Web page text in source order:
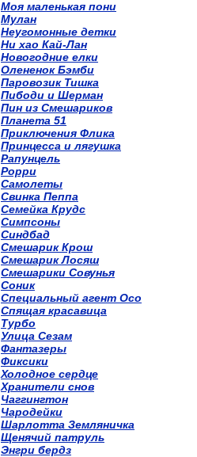
Моя маленькая пони
Мулан
Неугомонные детки
Ни хао Кай-Лан
Новогодние елки
Олененок Бэмби
Паровозик Тишка
Пибоди и Шерман
Пин из Смешариков
Планета 51
Приключения Флика
Принцесса и лягушка
Рапунцель
Рорри
Самолеты
Свинка Пеппа
Семейка Крудс
Симпсоны
Синдбад
Смешарик Крош
Смешарик Лосяш
Смешарики Совунья
Соник
Специальный агент Осо
Спящая красавица
Турбо
Улица Сезам
Фантазеры
Фиксики
Холодное сердце
Хранители снов
Чаггингтон
Чародейки
Шарлотта Земляничка
Щенячий патруль
Энгри бердз